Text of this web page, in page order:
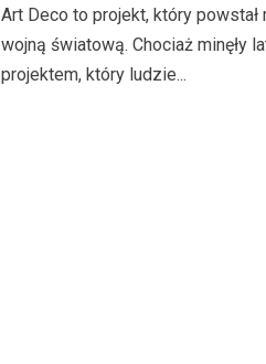
Art Deco to projekt, który
wojną światową. Chociaż minęły
projektem, który ludzie...